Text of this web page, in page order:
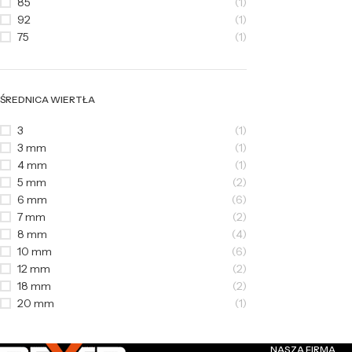
92
(1)
75
(1)
ŚREDNICA WIERTŁA
3
(1)
3 mm
(1)
4 mm
(1)
5 mm
(2)
6 mm
(6)
7 mm
(2)
8 mm
(4)
10 mm
(6)
12 mm
(2)
18 mm
(2)
20 mm
(1)
NASZA FIRMA